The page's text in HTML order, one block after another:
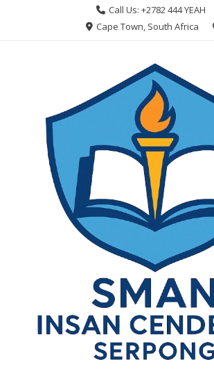
Call Us: +2782 444 YEAH
Cape Town, South Africa